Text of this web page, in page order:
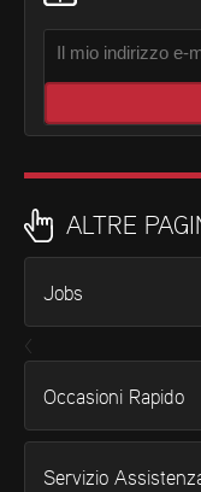
ALTRE
Jobs
<
Occasioni Rapido
Servizio